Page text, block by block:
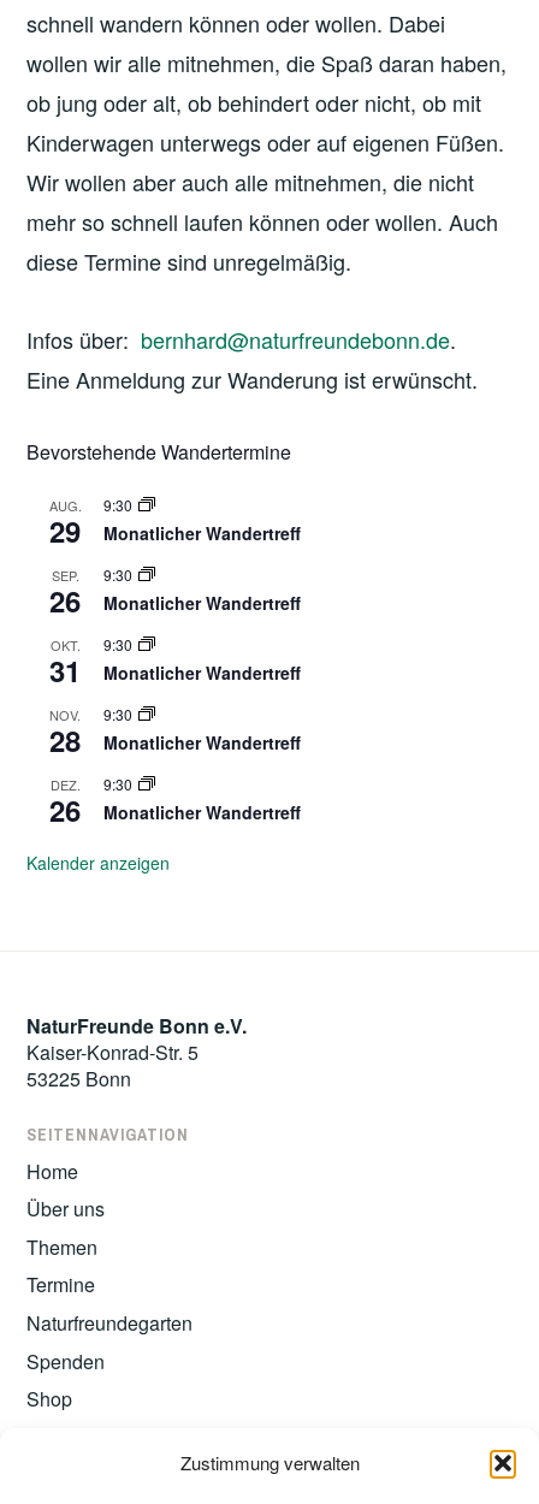
Zustimmung verwalten
schnell wandern können oder wollen. Dabei
wollen wir alle mitnehmen, die Spaß daran haben,
ob jung oder alt, ob behindert oder nicht, ob mit
Kinderwagen unterwegs oder auf eigenen Füßen.
Wir wollen aber auch alle mitnehmen, die nicht
mehr so schnell laufen können oder wollen. Auch
diese Termine sind unregelmäßig.
Infos über: bernhard@naturfreundebonn.de.
Eine Anmeldung zur Wanderung ist erwünscht.
Bevorstehende Wandertermine
AUG.
29
9:30
Monatlicher Wandertreff
SEP.
26
9:30
Monatlicher Wandertreff
OKT.
31
9:30
Monatlicher Wandertreff
NOV.
28
9:30
Monatlicher Wandertreff
DEZ.
26
9:30
Monatlicher Wandertreff
Kalender anzeigen
NaturFreunde Bonn e.V.
Kaiser-Konrad-Str. 5
53225 Bonn
SEITENNAVIGATION
Home
Über uns
Themen
Termine
Naturfreundegarten
Spenden
Shop